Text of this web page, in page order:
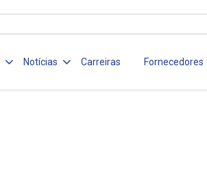
Notícias Carreiras Fornecedores